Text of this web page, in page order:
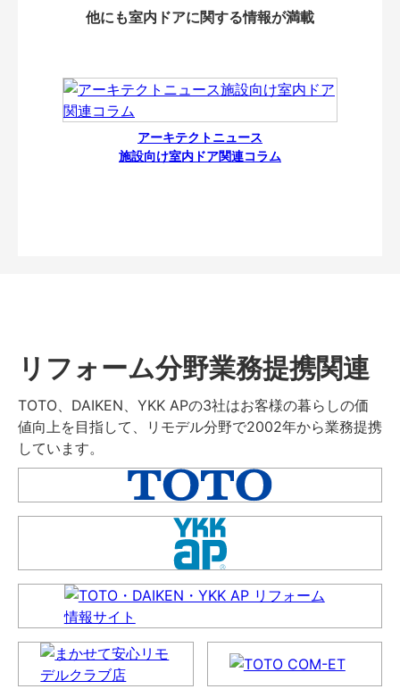
他にも室内ドアに関する情報が満載
アーキテクトニュース
施設向け室内ドア関連コラム
リフォーム分野業務提携関連
TOTO、DAIKEN、YKK APの3社はお客様の暮らしの価
値向上を目指して、リモデル分野で2002年から業務提携
しています。